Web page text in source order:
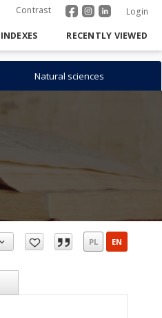
Contrast Login
INDEXES RECENTLY VIEWED
Natural sciences
PL EN